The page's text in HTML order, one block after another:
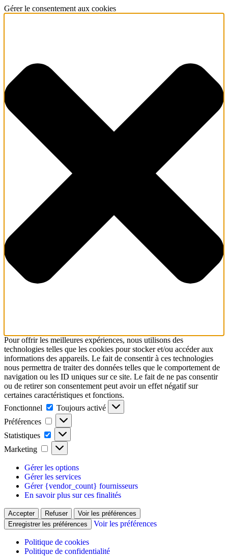
Gérer le consentement aux cookies
Pour offrir les meilleures expériences, nous utilisons des
technologies telles que les cookies pour stocker et/ou accéder aux
informations des appareils. Le fait de consentir à ces technologies
nous permettra de traiter des données telles que le comportement de
navigation ou les ID uniques sur ce site. Le fait de ne pas consentir
ou de retirer son consentement peut avoir un effet négatif sur
certaines caractéristiques et fonctions.
Fonctionnel
Toujours activé
Préférences
Statistiques
Marketing
Gérer les options
Gérer les services
Gérer {vendor_count} fournisseurs
En savoir plus sur ces finalités
Accepter Refuser
Voir les préférences
Enregistrer les préférences
Voir les préférences
Politique de cookies
Politique de confidentialité